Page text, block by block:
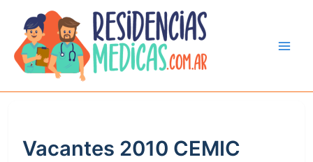
contenido
Vacantes 2010 CEMIC